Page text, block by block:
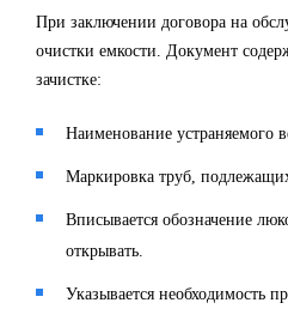
При заключении договора на
очистки емкости. Документ
зачистке:
Наименование устраняемого
Маркировка труб,
Вписывается обозначение
открывать.
Указывается необходимость